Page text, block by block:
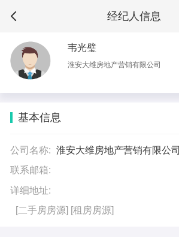
经纪人信息
韦光璧
淮安大维房地产营销有限公司
基本信息
公司名称: 淮安大维房地产营销有限公司
联系邮箱:
详细地址:
[二手房房源] [租房房源]